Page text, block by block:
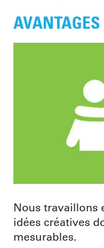
AVANTAGES
Nous travaillons
idées créatives
mesurables.